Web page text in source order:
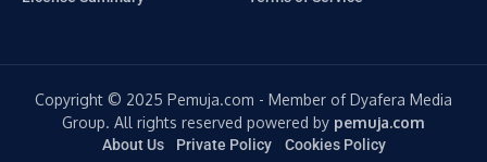
Copyright © 2025 Pemuja.com - Member of Dyafera Media
Group. All rights reserved powered by pemuja.com
About Us Private Policy Cookies Policy